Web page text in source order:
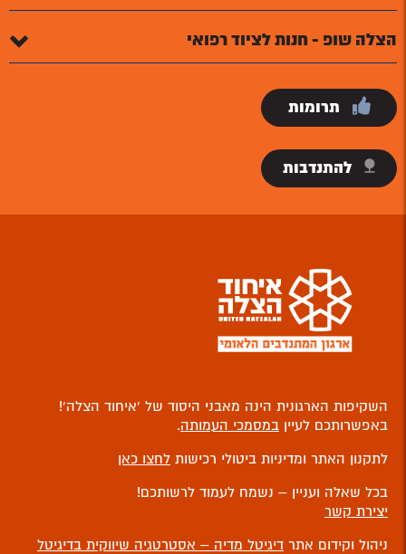
הצלה שופ - חנות לציוד רפואי
תרומות
להתנדבות
השקיפות הארגונית הינה מאבני היסוד של ‘איחוד הצלה’!
באפשרותכם לעיין במסמכי העמותה.
לתקנון האתר ומדיניות ביטולי רכישות לחצו כאן
בכל שאלה ועניין – נשמח לעמוד לרשותכם!
יצירת קשר
ניהול וקידום אתר דיגיטל מדיה – אסטרטגיה שיווקית בדיגיטל